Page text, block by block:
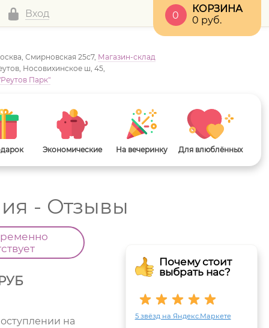
Вход
КОРЗИНА
0 руб.
0
Смирновская 25с7, Магазин-склад
Носовихинское ш, 45,
Парк"
Экономические На вечеринку Для влюблённых
- Отзывы
Почему стоит
выбрать нас?
5 звёзд на Яндекс.Маркете
на